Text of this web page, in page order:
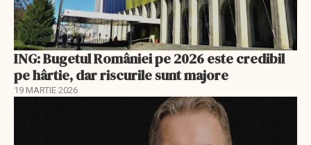
ING: Bugetul României pe 2026 este credibil
pe hârtie, dar riscurile sunt majore
19 MARTIE 2026